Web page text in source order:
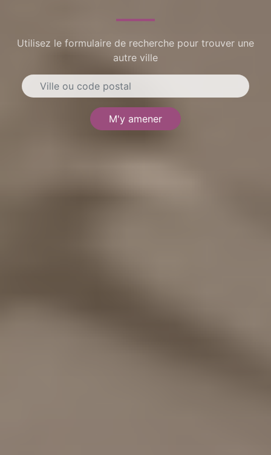
Utilisez le formulaire de recherche pour trouver une
autre ville
M'y amener